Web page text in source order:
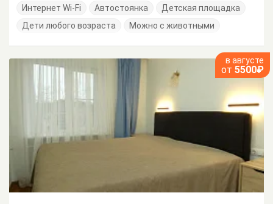
Интернет Wi-Fi Автостоянка
Детская площадка
Дети любого возраста
Можно с животными
в августе
от 5500₽